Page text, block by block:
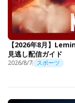
【2026年8月】
見逃し配信ガイド
2026/8/7 スポーツ